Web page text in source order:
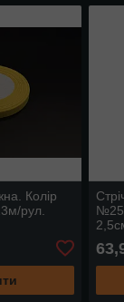
Колір
рул.